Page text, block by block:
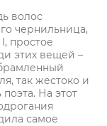
волос
чернильница,
простое
этих вещей –
так жестоко и
На этот
самое